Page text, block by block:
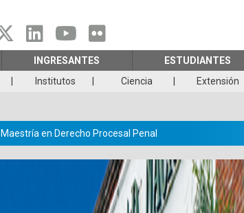
INGRESANTES ESTUDIANTES
Institutos Ciencia Extensión
Maestría en Derecho Procesal Penal